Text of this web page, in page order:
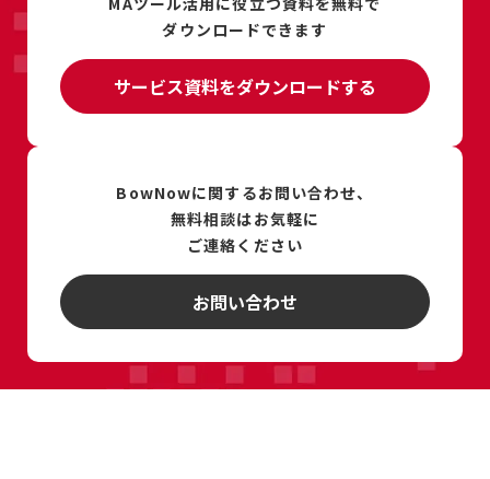
ダウンロードできます
サービス資料をダウンロードする
BowNowに関するお問い合わせ、
無料相談はお気軽に
ご連絡ください
お問い合わせ